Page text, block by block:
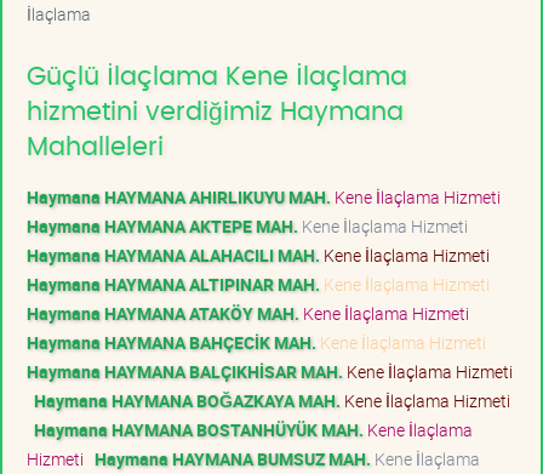
İlaçlama
Güçlü İlaçlama Kene İlaçlama
hizmetini verdiğimiz Haymana
Mahalleleri
Haymana HAYMANA AHIRLIKUYU MAH. Kene İlaçlama Hizmeti
Haymana HAYMANA AKTEPE MAH. Kene İlaçlama Hizmeti
Haymana HAYMANA ALAHACILI MAH. Kene İlaçlama Hizmeti
Haymana HAYMANA ALTIPINAR MAH. Kene İlaçlama Hizmeti
Haymana HAYMANA ATAKÖY MAH. Kene İlaçlama Hizmeti
Haymana HAYMANA BAHÇECİK MAH. Kene İlaçlama Hizmeti
Haymana HAYMANA BALÇIKHİSAR MAH. Kene İlaçlama Hizmeti
Haymana HAYMANA BOĞAZKAYA MAH. Kene İlaçlama Hizmeti
Haymana HAYMANA BOSTANHÜYÜK MAH. Kene İlaçlama
Hizmeti Haymana HAYMANA BUMSUZ MAH. Kene İlaçlama